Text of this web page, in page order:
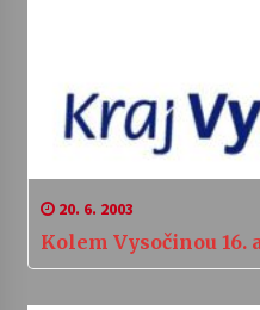
20. 6. 2003
Kolem Vysočinou 16.